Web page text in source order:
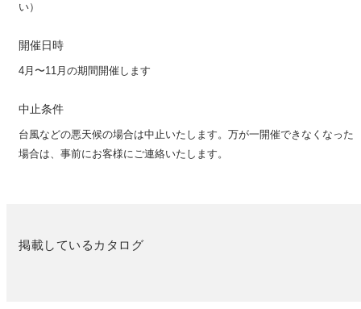
い）
開催日時
4月〜11月の期間開催します
中止条件
台風などの悪天候の場合は中止いたします。万が一開催できなくなった
場合は、事前にお客様にご連絡いたします。
掲載しているカタログ